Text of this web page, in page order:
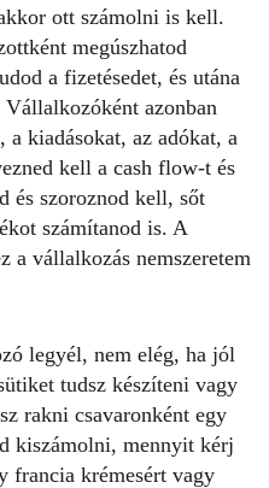
ott számolni is kell.
megúszhatod
a fizetésedet, és utána
azonban
kiadásokat, az adókat, a
kell a cash flow-t és
és szoroznod kell, sőt
számítanod is. A
a vállalkozás nemszeretem
legyél, nem elég, ha jól
tudsz készíteni vagy
rakni csavaronként egy
kiszámolni, mennyit kérj
francia krémesért vagy